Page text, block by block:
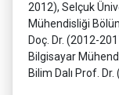
2012), Selçuk
Mühendisliği
Doç. Dr. (2012-
Bilgisayar
Bilim Dalı Prof.